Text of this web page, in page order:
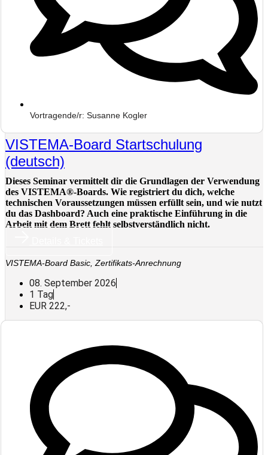
Vortragende/r: Susanne Kogler
VISTEMA-Board Startschulung
(deutsch)
Dieses Seminar vermittelt dir die Grundlagen der Verwendung
des VISTEMA®-Boards. Wie registriert du dich, welche
technischen Voraussetzungen müssen erfüllt sein, und wie nutzt
du das Dashboard? Auch eine praktische Einführung in die
Arbeit mit dem Brett fehlt selbstverständlich nicht.
VISTEMA-Board Basic Zertifikats-Anrechnung
08. September 2026
1 Tag
EUR 222,-